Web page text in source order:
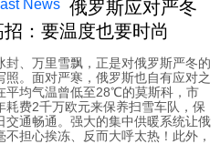
俄罗斯应对严冬
招：要温度也要时尚
封、万里雪飘，正是对俄罗斯严冬的
照。面对严寒，俄罗斯也自有应对之
平均气温曾低至28℃的莫斯科，市
耗费2千万欧元来保养扫雪车队，保
交通畅通。强大的集中供暖系统让俄
不担心挨冻、反而大呼太热！此外，